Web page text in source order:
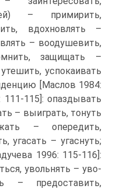
– примирить,
вдохновлять –
– воодушевить,
защищать –
успокаивать
[Маслов 1984:
111-115]: опаздывать
– выиграть, тонуть
– опередить,
угасать – угаснуть;
1996: 115-116]:
увольнять – уво­
– предоставить,